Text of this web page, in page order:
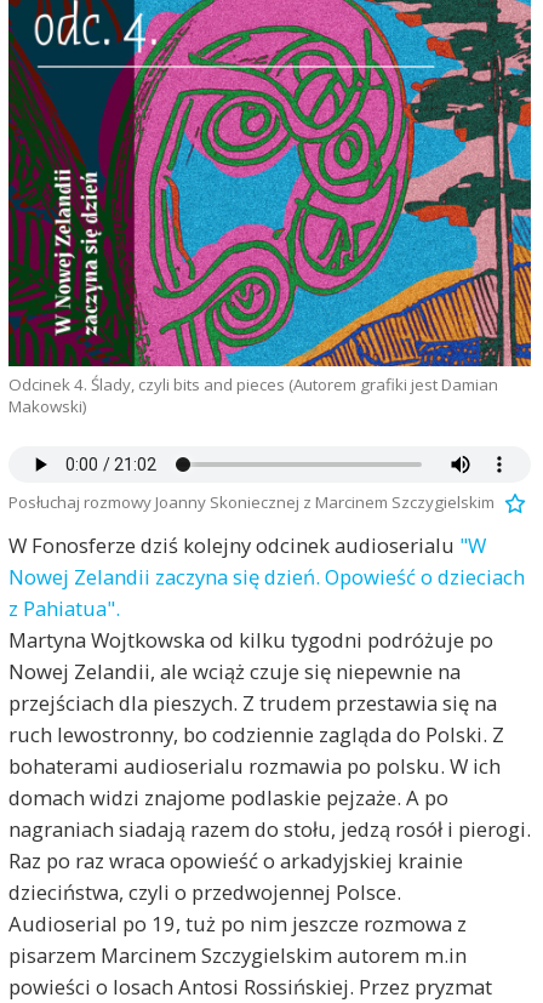
Odcinek 4. Ślady, czyli bits and pieces (Autorem grafiki jest Damian
Makowski)
Posłuchaj rozmowy Joanny Skoniecznej z Marcinem Szczygielskim
W Fonosferze dziś kolejny odcinek audioserialu "W
Nowej Zelandii zaczyna się dzień. Opowieść o dzieciach
z Pahiatua".
Martyna Wojtkowska od kilku tygodni podróżuje po
Nowej Zelandii, ale wciąż czuje się niepewnie na
przejściach dla pieszych. Z trudem przestawia się na
ruch lewostronny, bo codziennie zagląda do Polski. Z
bohaterami audioserialu rozmawia po polsku. W ich
domach widzi znajome podlaskie pejzaże. A po
nagraniach siadają razem do stołu, jedzą rosół i pierogi.
Raz po raz wraca opowieść o arkadyjskiej krainie
dzieciństwa, czyli o przedwojennej Polsce.
Audioserial po 19, tuż po nim jeszcze rozmowa z
pisarzem Marcinem Szczygielskim autorem m.in
powieści o losach Antosi Rossińskiej. Przez pryzmat